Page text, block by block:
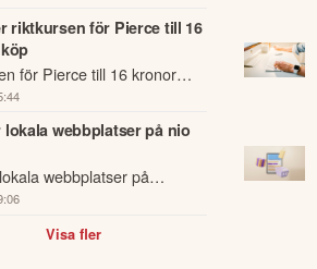
och en teknikdriven plattform. Vi
att delta i en framtida konsolidering av
som en av de största aktörerna på
en fullt ut paneuropeisk plattform och det
Vårt erbjudande över flera kategorier
varumärken utgör en stark grund för
Även om nuvarande
geopolitisk osäkerhet och en mer
när möjligheter uppstår.
till 16 kronor från 17.
riktkursen för Pierce till 16
för Pierce till 16 kronor
webbplatser på nio
webbplatser på
marknader, enligt ett
Visa fler